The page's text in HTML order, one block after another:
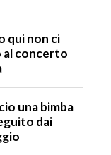
qui non ci
al concerto
una bimba
dai